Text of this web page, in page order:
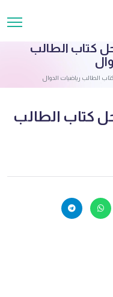
كتاب الطالب
الطالب رياضيات الدوال
كتاب الطالب